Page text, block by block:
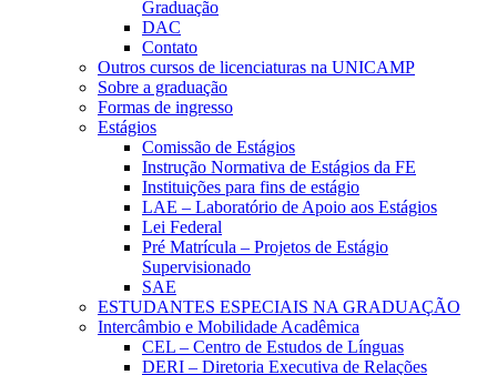
Graduação
DAC
Contato
Outros cursos de licenciaturas na UNICAMP
Sobre a graduação
Formas de ingresso
Estágios
Comissão de Estágios
Instrução Normativa de Estágios da FE
Instituições para fins de estágio
LAE – Laboratório de Apoio aos Estágios
Lei Federal
Pré Matrícula – Projetos de Estágio
Supervisionado
SAE
ESTUDANTES ESPECIAIS NA GRADUAÇÃO
Intercâmbio e Mobilidade Acadêmica
CEL – Centro de Estudos de Línguas
DERI – Diretoria Executiva de Relações